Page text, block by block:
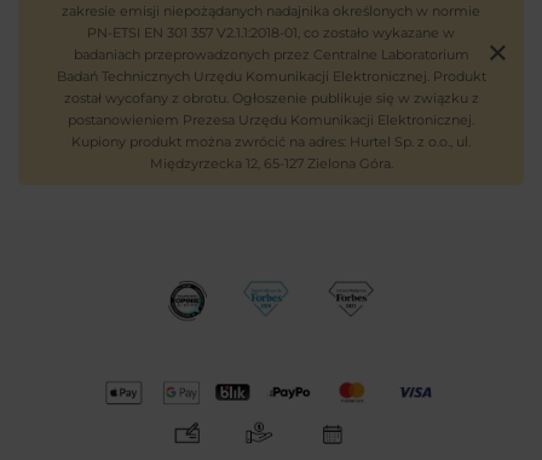
zakresie emisji niepożądanych nadajnika określonych w normie
PN-ETSI EN 301 357 V2.1.1:2018-01, co zostało wykazane w
badaniach przeprowadzonych przez Centralne Laboratorium
Badań Technicznych Urzędu Komunikacji Elektronicznej. Produkt
został wycofany z obrotu. Ogłoszenie publikuje się w związku z
postanowieniem Prezesa Urzędu Komunikacji Elektronicznej.
Kupiony produkt można zwrócić na adres: Hurtel Sp. z o.o., ul.
Międzyrzecka 12, 65-127 Zielona Góra.